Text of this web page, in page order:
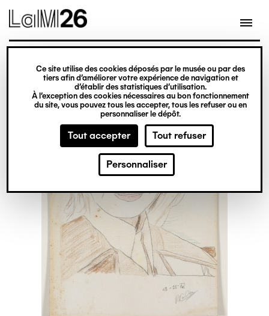
Gestion des cookies
Ce site utilise des cookies déposés par le musée ou par des
tiers afin d’améliorer votre expérience de navigation et
d’établir des statistiques d’utilisation.
À l’exception des cookies nécessaires au bon fonctionnement
du site, vous pouvez tous les accepter, tous les refuser ou en
personnaliser le dépôt.
Tout accepter Tout refuser
Personnaliser
contenu